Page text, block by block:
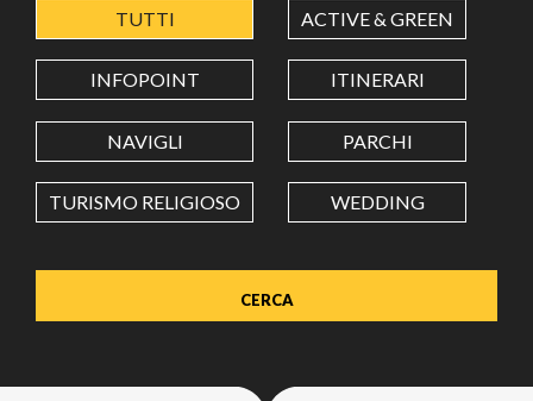
LATITUDINE
LONGITUDINE
Value in decimal degrees. Use dot (.) as decimal separator.
TUTTI ACTIVE & GREEN
INFOPOINT ITINERARI
NAVIGLI PARCHI
TURISMO RELIGIOSO WEDDING